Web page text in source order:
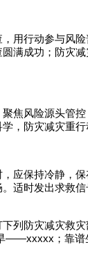
用行动参与风
满成功；防灾
焦风险源头管
，防灾减灾重行
应保持冷静，
适时发出求救
下列防灾减灾救
——xxxxx；靠